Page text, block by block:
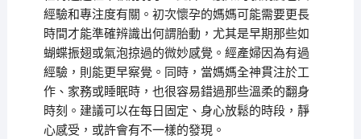
經驗和專注度有關。初次懷孕的媽媽可能需要更長
時間才能準確辨識出何謂胎動，尤其是早期那些如
蝴蝶振翅或氣泡掠過的微妙感覺。經產婦因為有過
經驗，則能更早察覺。同時，當媽媽全神貫注於工
作、家務或睡眠時，也很容易錯過那些溫柔的翻身
時刻。建議可以在每日固定、身心放鬆的時段，靜
心感受，或許會有不一樣的發現。